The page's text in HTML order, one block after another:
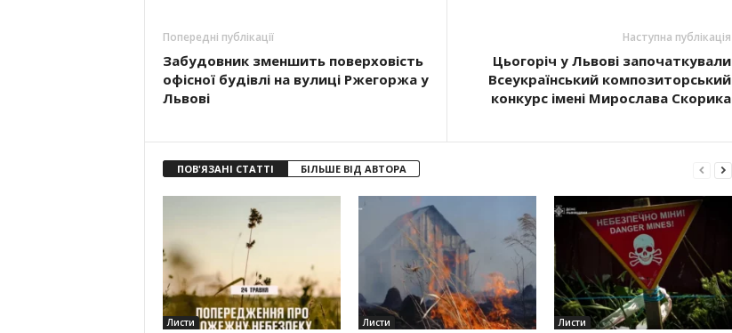
Попередні публікації
Забудовник зменшить поверховість
офісної будівлі на вулиці Ржегоржа у
Львові
Наступна публікація
Цьогоріч у Львові започаткували
Всеукраїнський композиторський
конкурс імені Мирослава Скорика
ПОВ'ЯЗАНІ СТАТТІ БІЛЬШЕ ВІД АВТОРА
Листи Листи Листи